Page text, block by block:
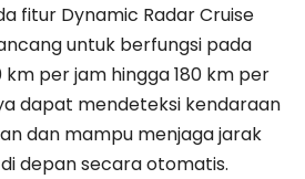
fitur Dynamic Radar Cruise
untuk berfungsi pada
per jam hingga 180 km per
dapat mendeteksi kendaraan
dan mampu menjaga jarak
depan secara otomatis.